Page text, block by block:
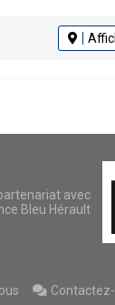
avec
Bleu Hérault